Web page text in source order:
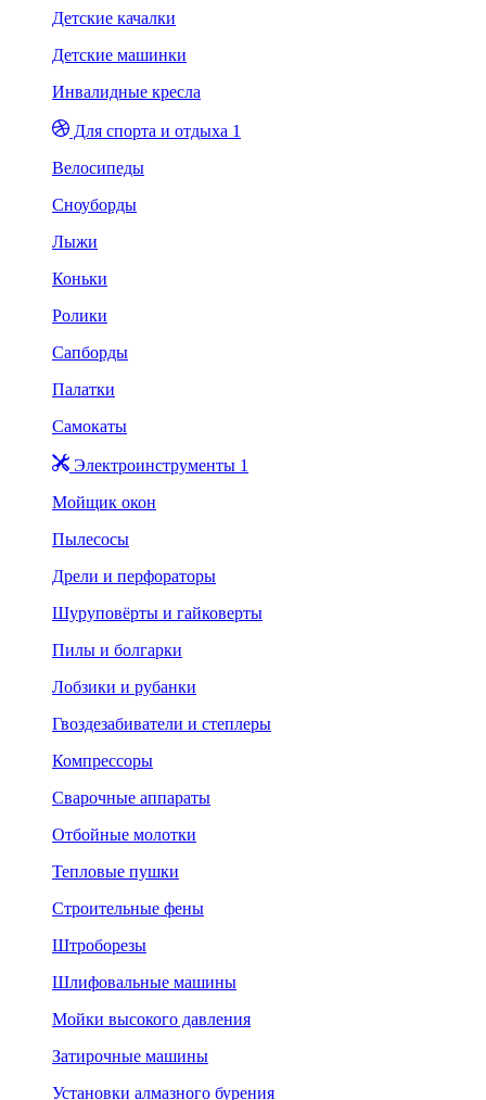
Детские качалки
Детские машинки
Инвалидные кресла
Для спорта и отдыха 1
Велосипеды
Сноуборды
Лыжи
Коньки
Ролики
Сапборды
Палатки
Самокаты
Электроинструменты 1
Мойщик окон
Пылесосы
Дрели и перфораторы
Шуруповёрты и гайковерты
Пилы и болгарки
Лобзики и рубанки
Гвоздезабиватели и степлеры
Компрессоры
Сварочные аппараты
Отбойные молотки
Тепловые пушки
Строительные фены
Штроборезы
Шлифовальные машины
Мойки высокого давления
Затирочные машины
Установки алмазного бурения